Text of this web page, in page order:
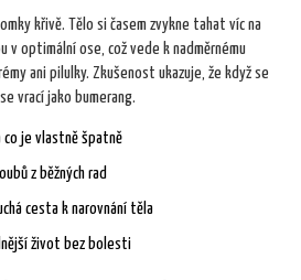
křivě. Tělo si časem zvykne tahat víc na
v optimální ose, což vede k nadměrnému
ani pilulky. Zkušenost ukazuje, že když se
vrací jako bumerang.
co je vlastně špatně
z běžných rad
cesta k narovnání těla
život bez bolesti